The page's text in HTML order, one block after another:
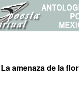
La amenaza de la flor